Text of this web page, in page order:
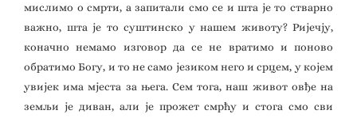
мислимо о смрти, а запитали смо се и шта је то стварно
важно, шта је то суштинско у нашем животу? Ријечју,
коначно немамо изговор да се не вратимо и поново
обратимо Богу, и то не само језиком него и срцем, у којем
увијек има мјеста за њега. Сем тога, наш живот овђе на
земљи је диван, али је прожет смрћу и стога смо сви